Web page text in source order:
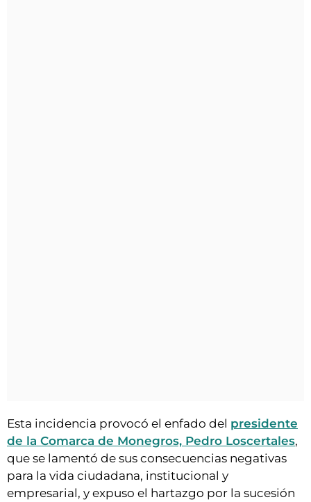
Esta incidencia provocó el enfado del presidente
de la Comarca de Monegros, Pedro Loscertales,
que se lamentó de sus consecuencias negativas
para la vida ciudadana, institucional y
empresarial, y expuso el hartazgo por la sucesión